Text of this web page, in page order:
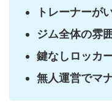
トレーナーが
ジム全体の雰
鍵なしロッカ
無人運営でマ